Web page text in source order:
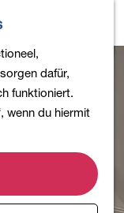
dafür,
funktioniert.
wenn du hiermit
und Trinken
Natur
und Seen
und mehr
und gesund
Wanderung